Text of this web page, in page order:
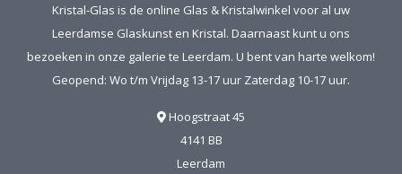
Kristal-Glas is de online Glas & Kristalwinkel voor al uw
Leerdamse Glaskunst en Kristal. Daarnaast kunt u ons
bezoeken in onze galerie te Leerdam. U bent van harte welkom!
Geopend: Wo t/m Vrijdag 13-17 uur Zaterdag 10-17 uur.
Hoogstraat 45
4141 BB
Leerdam